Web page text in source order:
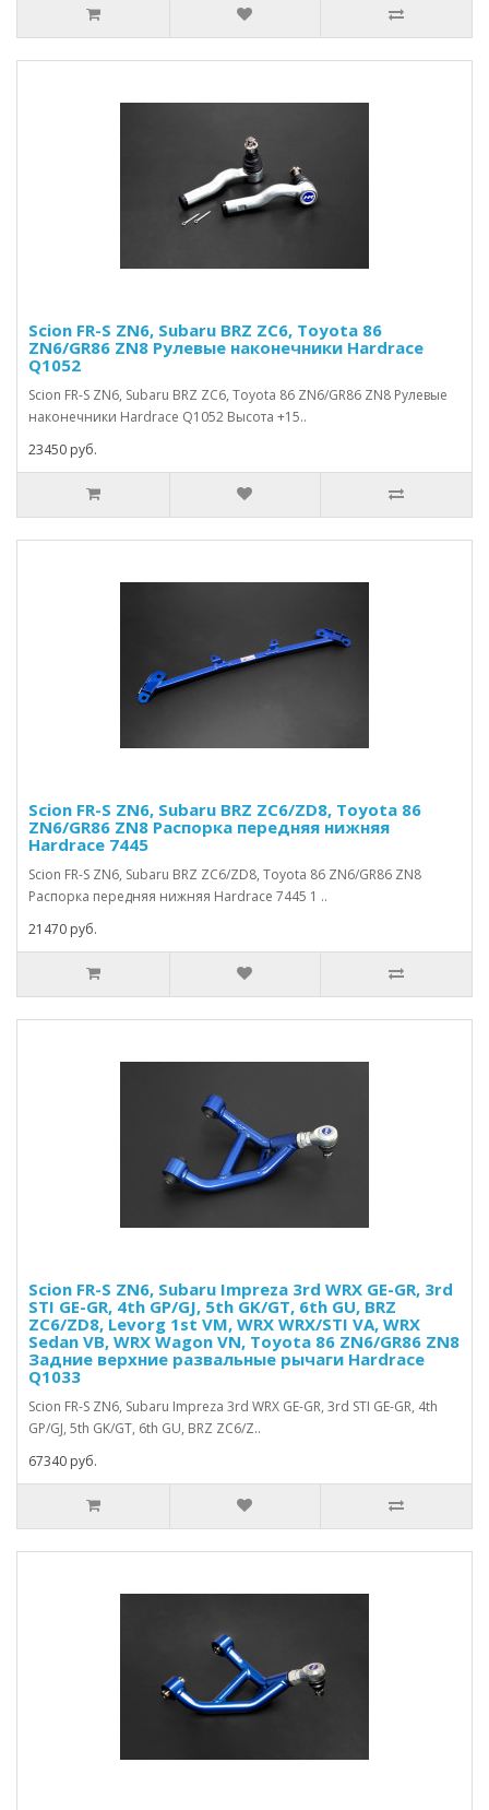
Scion FR-S ZN6, Subaru BRZ ZC6, Toyota 86
ZN6/GR86 ZN8 Рулевые наконечники Hardrace
Q1052
Scion FR-S ZN6, Subaru BRZ ZC6, Toyota 86 ZN6/GR86 ZN8 Рулевые
наконечники Hardrace Q1052 Высота +15..
23450 руб.
Scion FR-S ZN6, Subaru BRZ ZC6/ZD8, Toyota 86
ZN6/GR86 ZN8 Распорка передняя нижняя
Hardrace 7445
Scion FR-S ZN6, Subaru BRZ ZC6/ZD8, Toyota 86 ZN6/GR86 ZN8
Распорка передняя нижняя Hardrace 7445 1 ..
21470 руб.
Scion FR-S ZN6, Subaru Impreza 3rd WRX GE-GR, 3rd
STI GE-GR, 4th GP/GJ, 5th GK/GT, 6th GU, BRZ
ZC6/ZD8, Levorg 1st VM, WRX WRX/STI VA, WRX
Sedan VB, WRX Wagon VN, Toyota 86 ZN6/GR86 ZN8
Задние верхние развальные рычаги Hardrace
Q1033
Scion FR-S ZN6, Subaru Impreza 3rd WRX GE-GR, 3rd STI GE-GR, 4th
GP/GJ, 5th GK/GT, 6th GU, BRZ ZC6/Z..
67340 руб.